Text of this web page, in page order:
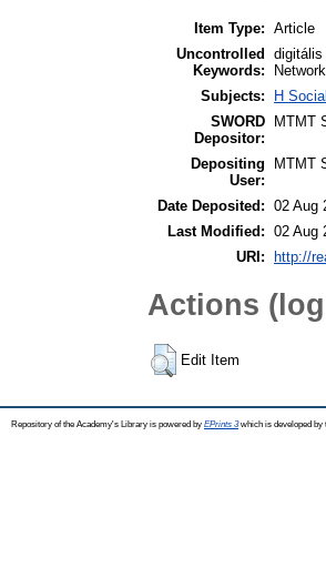
Item Type: Article
Uncontrolled
Keywords:
Subjects:
H
SWORD
Depositor:
MTMT
Depositing
User:
MTMT
Date Deposited: 02 Aug
Last Modified: 02 Aug
URI:
http://
Actions
Edit Item
Repository of the Academy's Library is powered by EPrints 3which is developed by